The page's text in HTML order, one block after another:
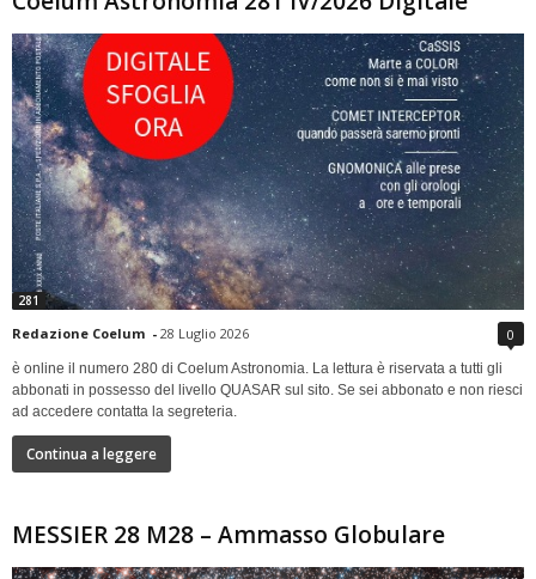
281
Redazione Coelum - 28 Luglio 2026 0
è online il numero 280 di Coelum Astronomia. La lettura è riservata a tutti gli
abbonati in possesso del livello QUASAR sul sito. Se sei abbonato e non riesci
ad accedere contatta la segreteria.
Continua a leggere
MESSIER 28 M28 – Ammasso Globulare